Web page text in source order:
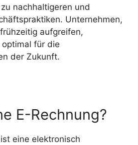
nachhaltigeren und
Unternehmen,
aufgreifen,
für die
der Zukunft.
E-Rechnung?
eine elektronisch